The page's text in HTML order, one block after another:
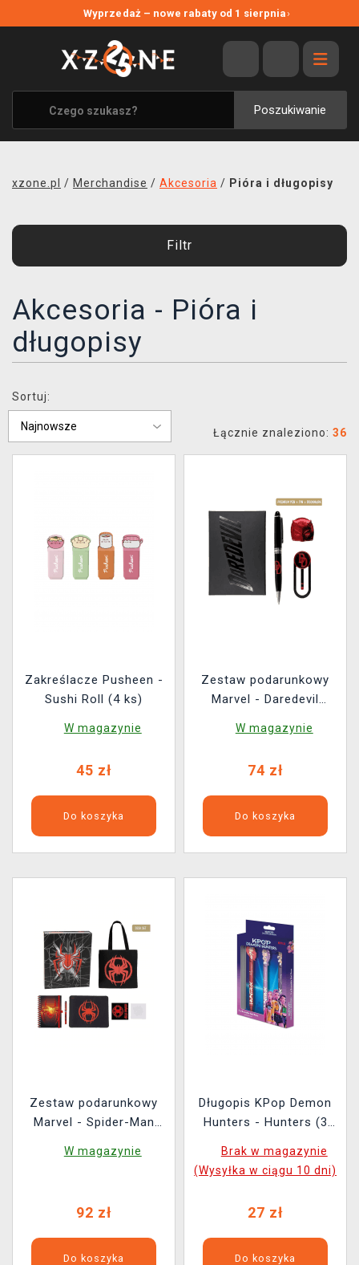
Wyprzedaż – nowe rabaty od 1 sierpnia›
Poszukiwanie
WYPRZEDAŻ
WSZYSTKIE MARKI
XZONE ORIGINALS
UBRANIA I AKCESORIA
BLOG
KONTAKT
TRANSPORT
xzone.pl / Merchandise / Akcesoria / Pióra i długopisy
Filtr
Akcesoria - Pióra i
długopisy
Sortuj:
Łącznie znaleziono: 36
Zakreślacze Pusheen -
Sushi Roll (4 ks)
W magazynie
45 zł
Do koszyka
Zestaw podarunkowy
Marvel - Daredevil
przypinka)
W magazynie
74 zł
Do koszyka
Zestaw podarunkowy
Marvel - Spider-Man
notatnik, podkładka pod
W magazynie
92 zł
Do koszyka
Długopis KPop Demon
Hunters - Hunters (3
Brak w magazynie
(Wysyłka w ciągu 10 dni)
27 zł
Do koszyka